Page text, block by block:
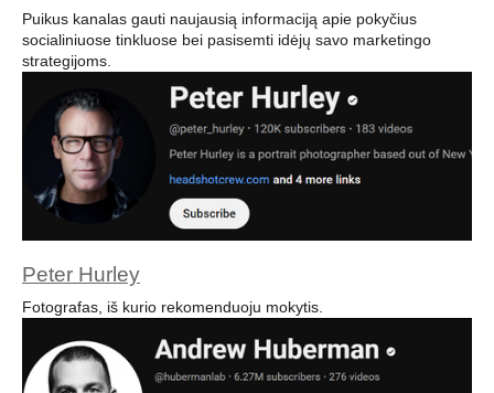
Puikus kanalas gauti naujausią informaciją apie pokyčius
socialiniuose tinkluose bei pasisemti idėjų savo marketingo
strategijoms.
Peter Hurley
Fotografas, iš kurio rekomenduoju mokytis.